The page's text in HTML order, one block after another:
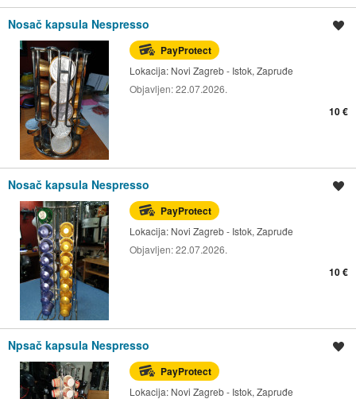
Nosač kapsula Nespresso
PayProtect
Lokacija: Novi Zagreb - Istok, Zapruđe
Objavljen:22.07.2026.
10 €
Nosač kapsula Nespresso
PayProtect
Lokacija: Novi Zagreb - Istok, Zapruđe
Objavljen:22.07.2026.
10 €
Npsač kapsula Nespresso
PayProtect
Lokacija: Novi Zagreb - Istok, Zapruđe